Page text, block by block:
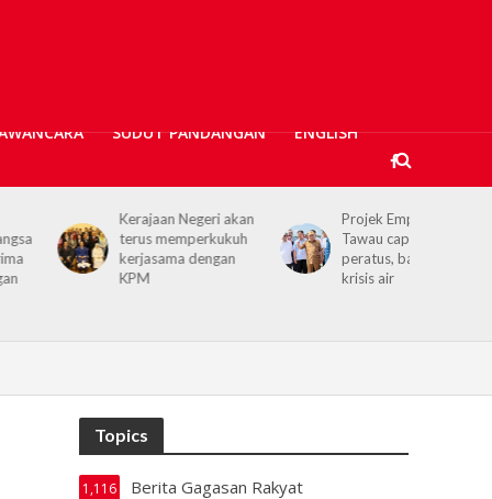
SUDUT PANDANGAN ENGLISH
Kerajaan Negeri akan
terus memperkukuh
kerjasama dengan
KPM
Projek Empangan Air
Tawau capai 74.04
peratus, bakal atasi
krisis air
Topics
Berita Gagasan Rakyat
1,116